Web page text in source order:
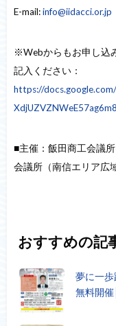
E-mail:info@iidacci.or.jp
※Webからもお申し込
記入ください：
https://
■主催：飯田商工会議
会議所（南信エリア広
おすすめの記
夢に一
無料開